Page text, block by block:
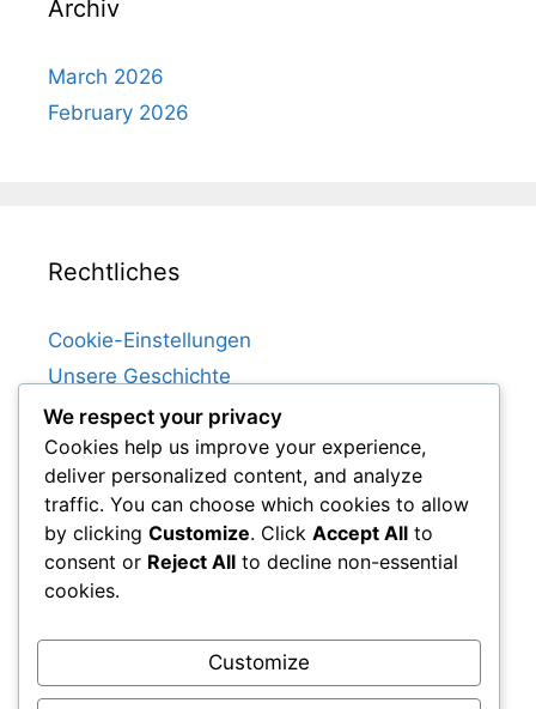
Archiv
March 2026
February 2026
Rechtliches
Cookie-Einstellungen
Unsere Geschichte
Benutzervereinbarung
Datenschutzbestimmungen
Kontaktieren Sie uns
Kategorien
Historische Auswirkungen
Karriere-Highlights
We respect your privacy
Cookies help us improve your experience,
deliver personalized content, and analyze
traffic. You can choose which cookies to allow
by clicking Customize. Click Accept All to
consent or Reject All to decline non-essential
cookies.
Customize